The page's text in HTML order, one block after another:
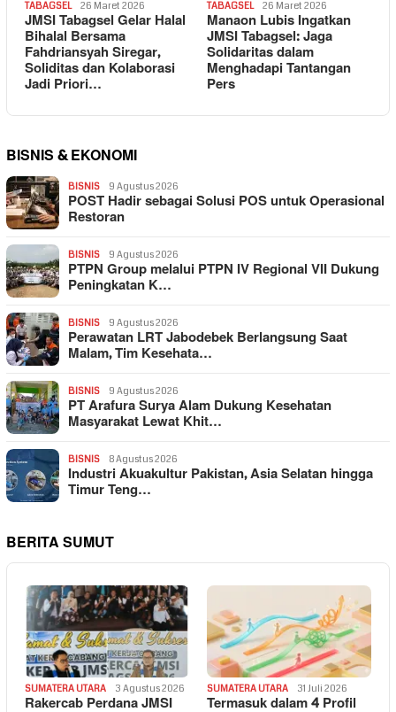
TABAGSEL 26 Maret 2026
JMSI Tabagsel Gelar Halal
Bihalal Bersama
Fahdriansyah Siregar,
Soliditas dan Kolaborasi
Jadi Priori…
TABAGSEL 26 Maret 2026
Manaon Lubis Ingatkan
JMSI Tabagsel: Jaga
Solidaritas dalam
Menghadapi Tantangan
Pers
BISNIS & EKONOMI
BISNIS 9 Agustus 2026
POST Hadir sebagai Solusi POS untuk Operasional
Restoran
BISNIS 9 Agustus 2026
PTPN Group melalui PTPN IV Regional VII Dukung
Peningkatan K…
BISNIS 9 Agustus 2026
Perawatan LRT Jabodebek Berlangsung Saat
Malam, Tim Kesehata…
BISNIS 9 Agustus 2026
PT Arafura Surya Alam Dukung Kesehatan
Masyarakat Lewat Khit…
BISNIS 8 Agustus 2026
Industri Akuakultur Pakistan, Asia Selatan hingga
Timur Teng…
BERITA SUMUT
SUMATERA UTARA 3 Agustus 2026
Rakercab Perdana JMSI
SUMATERA UTARA 31 Juli 2026
Termasuk dalam 4 Profil